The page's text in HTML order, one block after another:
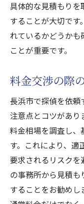
具体的な見積もり
することが大切です
れているかどうか
ことが重要です。
料金交渉の際
長浜市で探偵を依
注意点とコツがあり
料金相場を調査し、
す。これにより、適
要求されるリスク
の事務所から見積
することをお勧めし